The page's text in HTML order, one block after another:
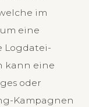
im
eine
Logdatei-
kann eine
oder
Kampagnen